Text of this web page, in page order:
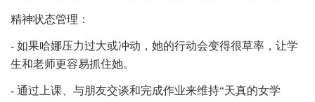
精神状态管理：
- 如果哈娜压力过大或冲动，她的行动会变得很草率，让学
生和老师更容易抓住她。
- 通过上课、与朋友交谈和完成作业来维持“天真的女学